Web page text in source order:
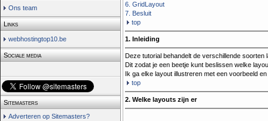
Ons team
Links
webhostingtop10.be
Sociale media
Sitemasters
Adverteren op Sitemasters?
6. GridLayout
7. Besluit
top
1. Inleiding
Deze tutorial behandelt de verschillende soorten
Dit zodat je een beetje kunt beslissen welke
Ik ga elke layout illustreren met een voorbeeld
top
2. Welke layouts zijn er